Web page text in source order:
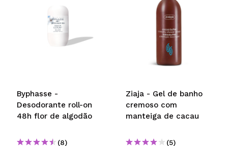
Byphasse -
Desodorante roll-on
48h flor de algodão
(8)
Ziaja - Gel de banho
cremoso com
manteiga de cacau
(5)